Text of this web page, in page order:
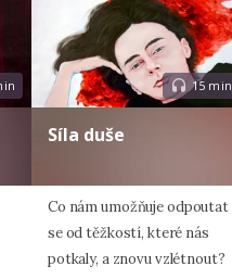
15 min
Síla duše
Co nám umožňuje odpoutat
se od těžkostí, které nás
potkaly, a znovu vzlétnout?